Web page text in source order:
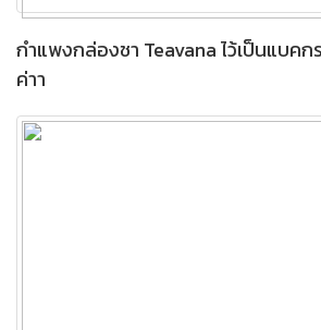
กำแพงกล่องชา Teavana ไว้เป็นแบค
ค่าา